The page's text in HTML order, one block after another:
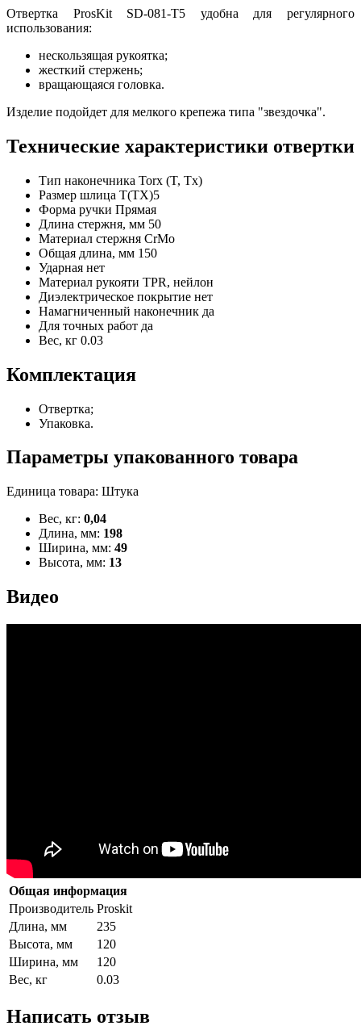
Отвертка ProsKit SD-081-T5 удобна для регулярного
использования:
нескользящая рукоятка;
жесткий стержень;
вращающаяся головка.
Изделие подойдет для мелкого крепежа типа "звездочка".
Технические характеристики отвертки
Тип наконечника Torx (T, Tx)
Размер шлица Т(ТХ)5
Форма ручки Прямая
Длина стержня, мм 50
Материал стержня CrMo
Общая длина, мм 150
Ударная нет
Материал рукояти TPR, нейлон
Диэлектрическое покрытие нет
Намагниченный наконечник да
Для точных работ да
Вес, кг 0.03
Комплектация
Отвертка;
Упаковка.
Параметры упакованного товара
Единица товара: Штука
Вес, кг: 0,04
Длина, мм: 198
Ширина, мм: 49
Высота, мм: 13
Видео
Общая информация
Производитель Proskit
Длина, мм
235
Высота, мм
120
Ширина, мм
120
Вес, кг
0.03
Написать отзыв